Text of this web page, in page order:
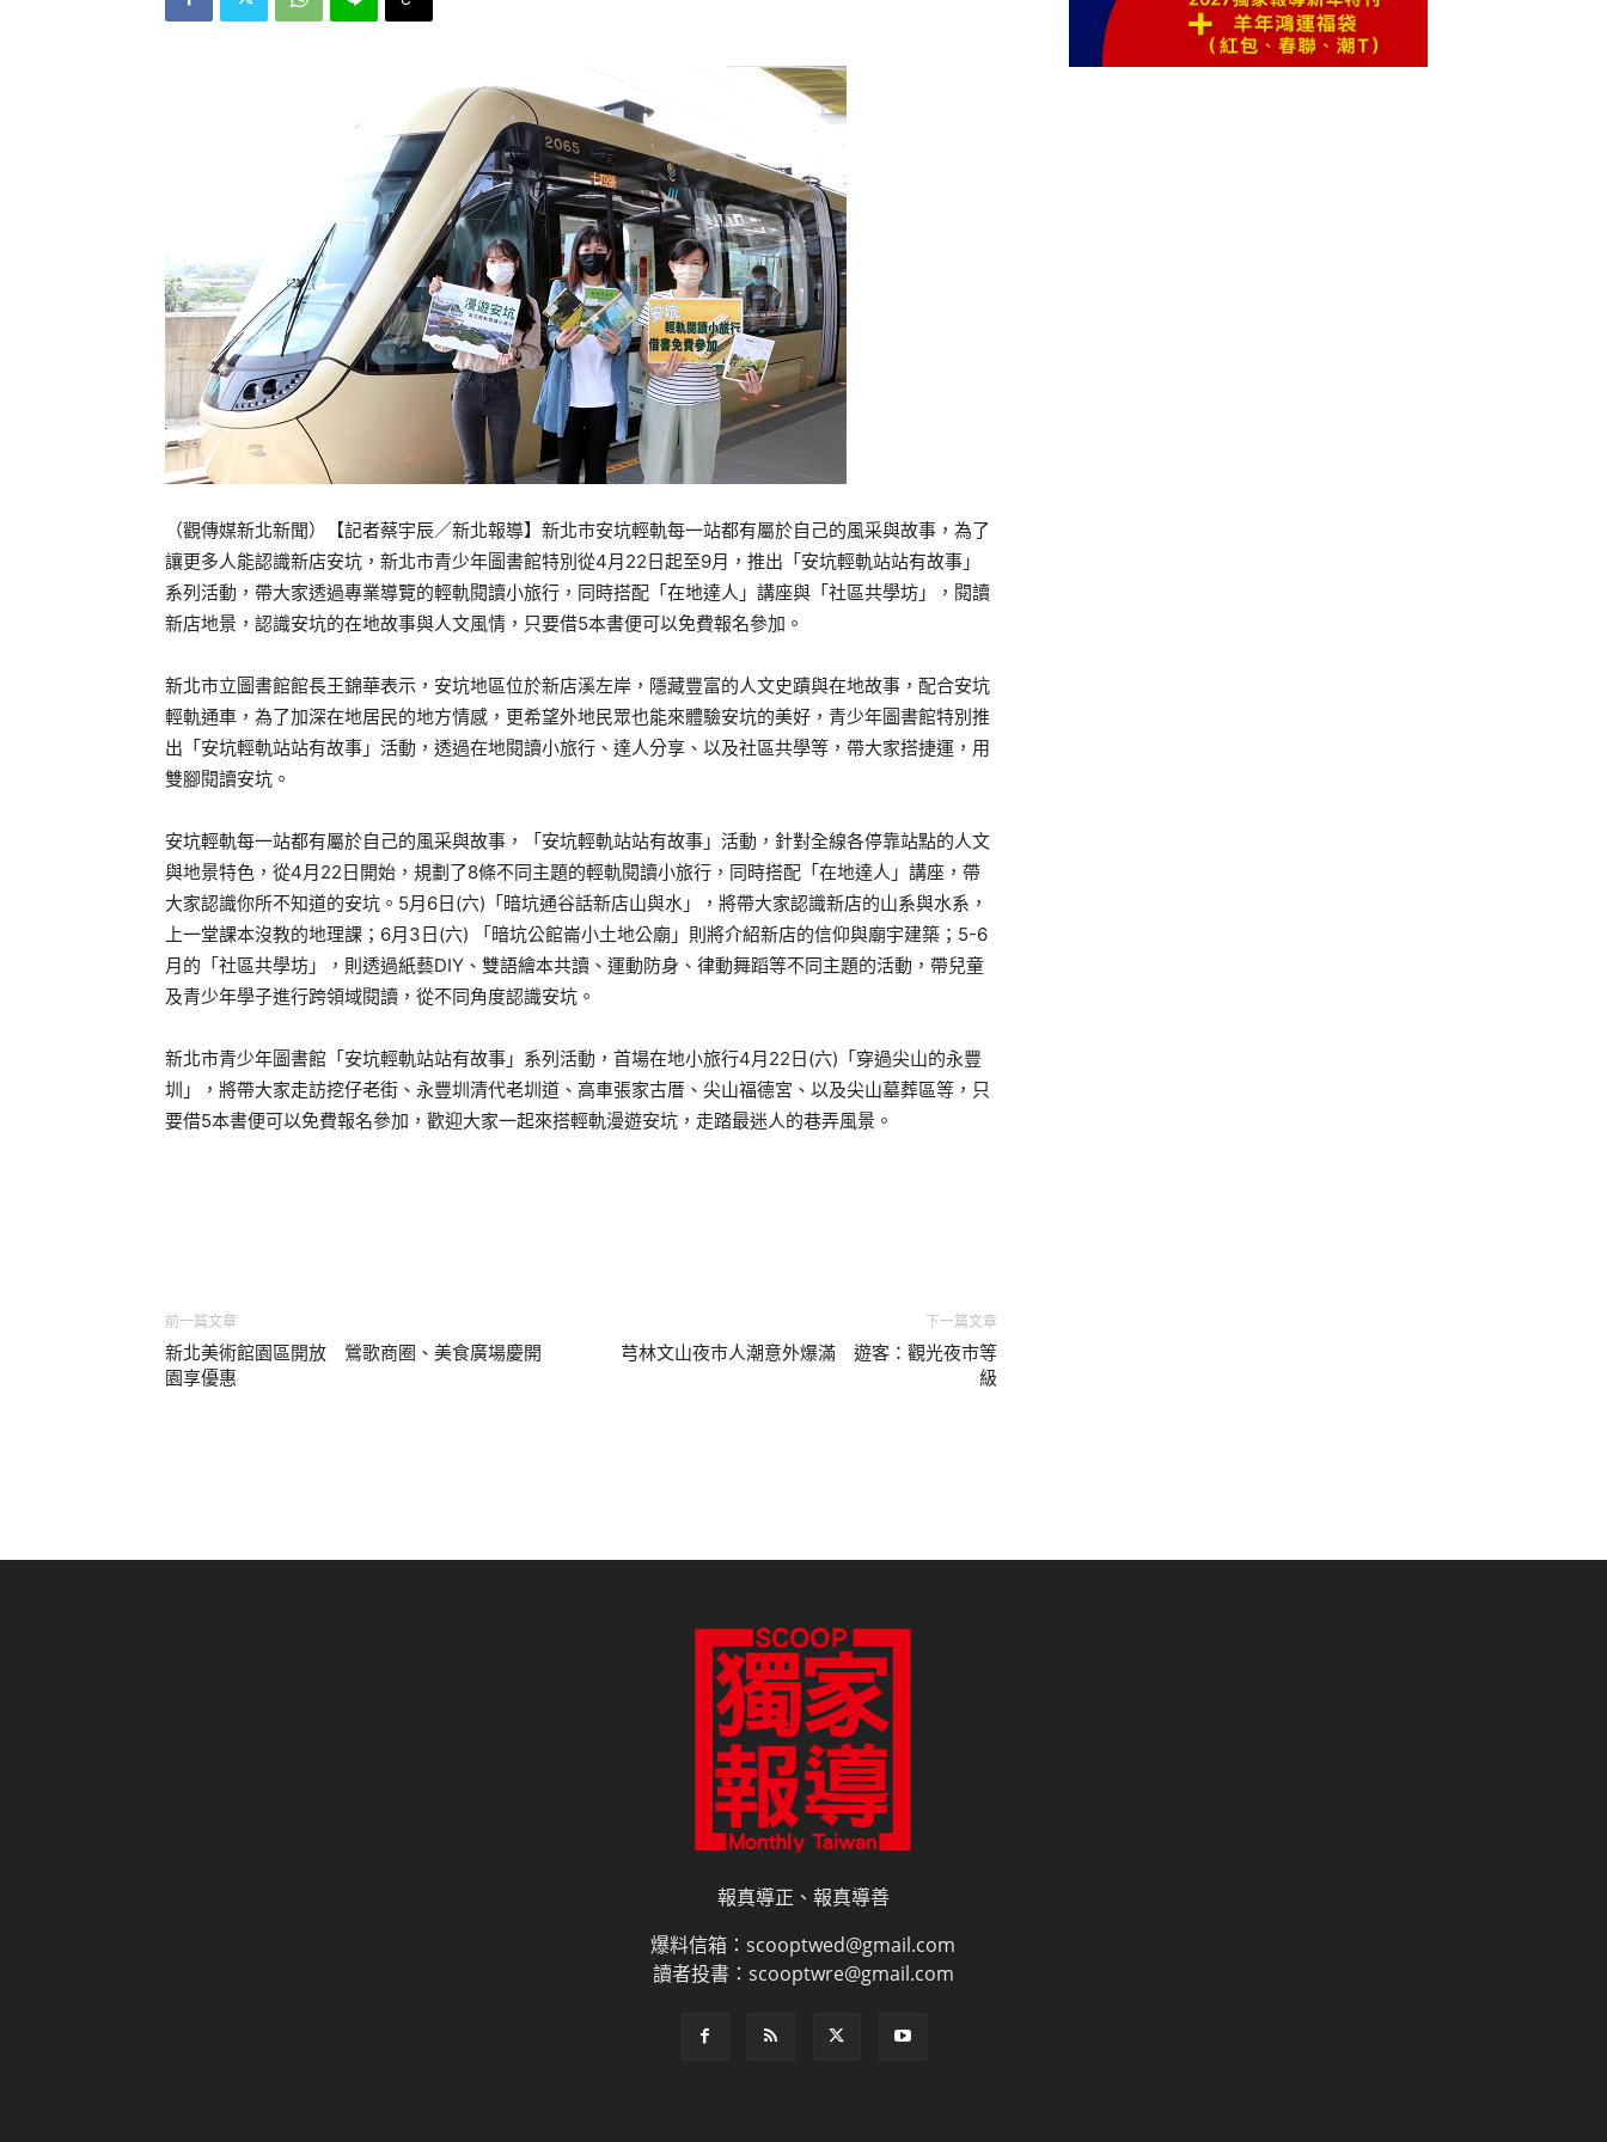
（觀傳媒新北新聞）【記者蔡宇辰／新北報導】新北市安坑輕軌每一站都有屬於自己的風采與故事，為了
讓更多人能認識新店安坑，新北市青少年圖書館特別從4月22日起至9月，推出「安坑輕軌站站有故事」
系列活動，帶大家透過專業導覽的輕軌閱讀小旅行，同時搭配「在地達人」講座與「社區共學坊」，閱讀
新店地景，認識安坑的在地故事與人文風情，只要借5本書便可以免費報名參加。
新北市立圖書館館長王錦華表示，安坑地區位於新店溪左岸，隱藏豐富的人文史蹟與在地故事，配合安坑
輕軌通車，為了加深在地居民的地方情感，更希望外地民眾也能來體驗安坑的美好，青少年圖書館特別推
出「安坑輕軌站站有故事」活動，透過在地閱讀小旅行、達人分享、以及社區共學等，帶大家搭捷運，用
雙腳閱讀安坑。
安坑輕軌每一站都有屬於自己的風采與故事，「安坑輕軌站站有故事」活動，針對全線各停靠站點的人文
與地景特色，從4月22日開始，規劃了8條不同主題的輕軌閱讀小旅行，同時搭配「在地達人」講座，帶
大家認識你所不知道的安坑。5月6日(六)「暗坑通谷話新店山與水」，將帶大家認識新店的山系與水系，
上一堂課本沒教的地理課；6月3日(六) 「暗坑公館崙小土地公廟」則將介紹新店的信仰與廟宇建築；5-6
月的「社區共學坊」，則透過紙藝DIY、雙語繪本共讀、運動防身、律動舞蹈等不同主題的活動，帶兒童
及青少年學子進行跨領域閱讀，從不同角度認識安坑。
新北市青少年圖書館「安坑輕軌站站有故事」系列活動，首場在地小旅行4月22日(六)「穿過尖山的永豐
圳」，將帶大家走訪挖仔老街、永豐圳清代老圳道、高車張家古厝、尖山福德宮、以及尖山墓葬區等，只
要借5本書便可以免費報名參加，歡迎大家一起來搭輕軌漫遊安坑，走踏最迷人的巷弄風景。
前一篇文章
新北美術館園區開放 鶯歌商圈、美食廣場慶開
園享優惠
下一篇文章
芎林文山夜市人潮意外爆滿 遊客：觀光夜市等
級
報真導正、報真導善
爆料信箱：scooptwed@gmail.com
讀者投書：scooptwre@gmail.com